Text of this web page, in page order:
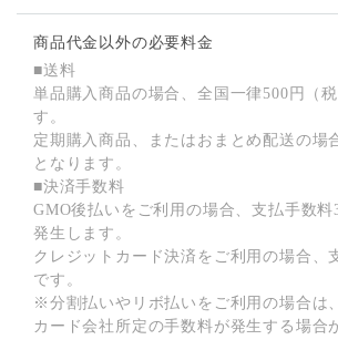
商品代金以外の必要料金
■送料
単品購入商品の場合、全国一律500円（
す。
定期購入商品、またはおまとめ配送の場
となります。
■決済手数料
GMO後払いをご利用の場合、支払手数
発生します。
クレジットカード決済をご利用の場合、
です。
※分割払いやリボ払いをご利用の場合は
カード会社所定の手数料が発生する場合